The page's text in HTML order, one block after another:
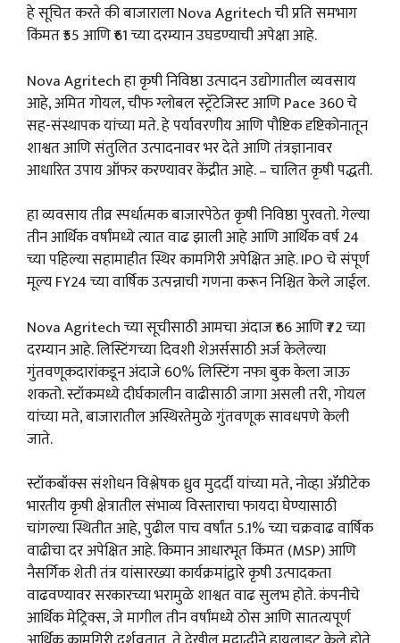
हे सूचित करते की बाजाराला Nova Agritech ची प्रति समभाग
किंमत ₹55 आणि ₹61 च्या दरम्यान उघडण्याची अपेक्षा आहे.
Nova Agritech हा कृषी निविष्ठा उत्पादन उद्योगातील व्यवसाय
आहे, अमित गोयल, चीफ ग्लोबल स्ट्रॅटेजिस्ट आणि Pace 360 ​​चे
सह-संस्थापक यांच्या मते. हे पर्यावरणीय आणि पौष्टिक दृष्टिकोनातून
शाश्वत आणि संतुलित उत्पादनावर भर देते आणि तंत्रज्ञानावर
आधारित उपाय ऑफर करण्यावर केंद्रीत आहे. – चालित कृषी पद्धती.
हा व्यवसाय तीव्र स्पर्धात्मक बाजारपेठेत कृषी निविष्ठा पुरवतो. गेल्या
तीन आर्थिक वर्षांमध्ये त्यात वाढ झाली आहे आणि आर्थिक वर्ष 24
च्या पहिल्या सहामाहीत स्थिर कामगिरी अपेक्षित आहे. IPO चे संपूर्ण
मूल्य FY24 च्या वार्षिक उत्पन्नाची गणना करून निश्चित केले जाईल.
Nova Agritech च्या सूचीसाठी आमचा अंदाज ₹66 आणि ₹72 च्या
दरम्यान आहे. लिस्टिंगच्या दिवशी शेअर्ससाठी अर्ज केलेल्या
गुंतवणूकदारांकडून अंदाजे 60% लिस्टिंग नफा बुक केला जाऊ
शकतो. स्टॉकमध्ये दीर्घकालीन वाढीसाठी जागा असली तरी, गोयल
यांच्या मते, बाजारातील अस्थिरतेमुळे गुंतवणूक सावधपणे केली
जाते.
स्टॉकबॉक्स संशोधन विश्लेषक ध्रुव मुदर्दी यांच्या मते, नोव्हा ॲग्रीटेक
भारतीय कृषी क्षेत्रातील संभाव्य विस्ताराचा फायदा घेण्यासाठी
चांगल्या स्थितीत आहे, पुढील पाच वर्षांत 5.1% च्या चक्रवाढ वार्षिक
वाढीचा दर अपेक्षित आहे. किमान आधारभूत किंमत (MSP) आणि
नैसर्गिक शेती तंत्र यांसारख्या कार्यक्रमांद्वारे कृषी उत्पादकता
वाढवण्यावर सरकारच्या भरामुळे शाश्वत वाढ सुलभ होते. कंपनीचे
आर्थिक मेट्रिक्स, जे मागील तीन वर्षांमध्ये ठोस आणि सातत्यपूर्ण